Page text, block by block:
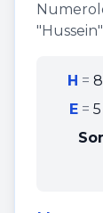
"Hussein
H = 8
E= 5